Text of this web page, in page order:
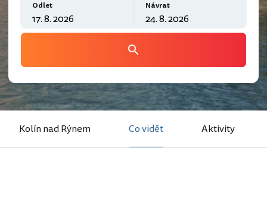
Odlet Návrat
Kolín nad Rýnem Co vidět Aktivity